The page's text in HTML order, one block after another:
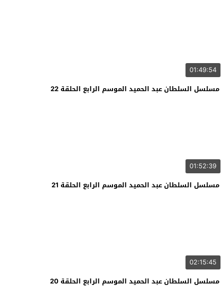
01:49:54
مسلسل السلطان عبد الحميد الموسم الرابع الحلقة 22
01:52:39
مسلسل السلطان عبد الحميد الموسم الرابع الحلقة 21
02:15:45
مسلسل السلطان عبد الحميد الموسم الرابع الحلقة 20